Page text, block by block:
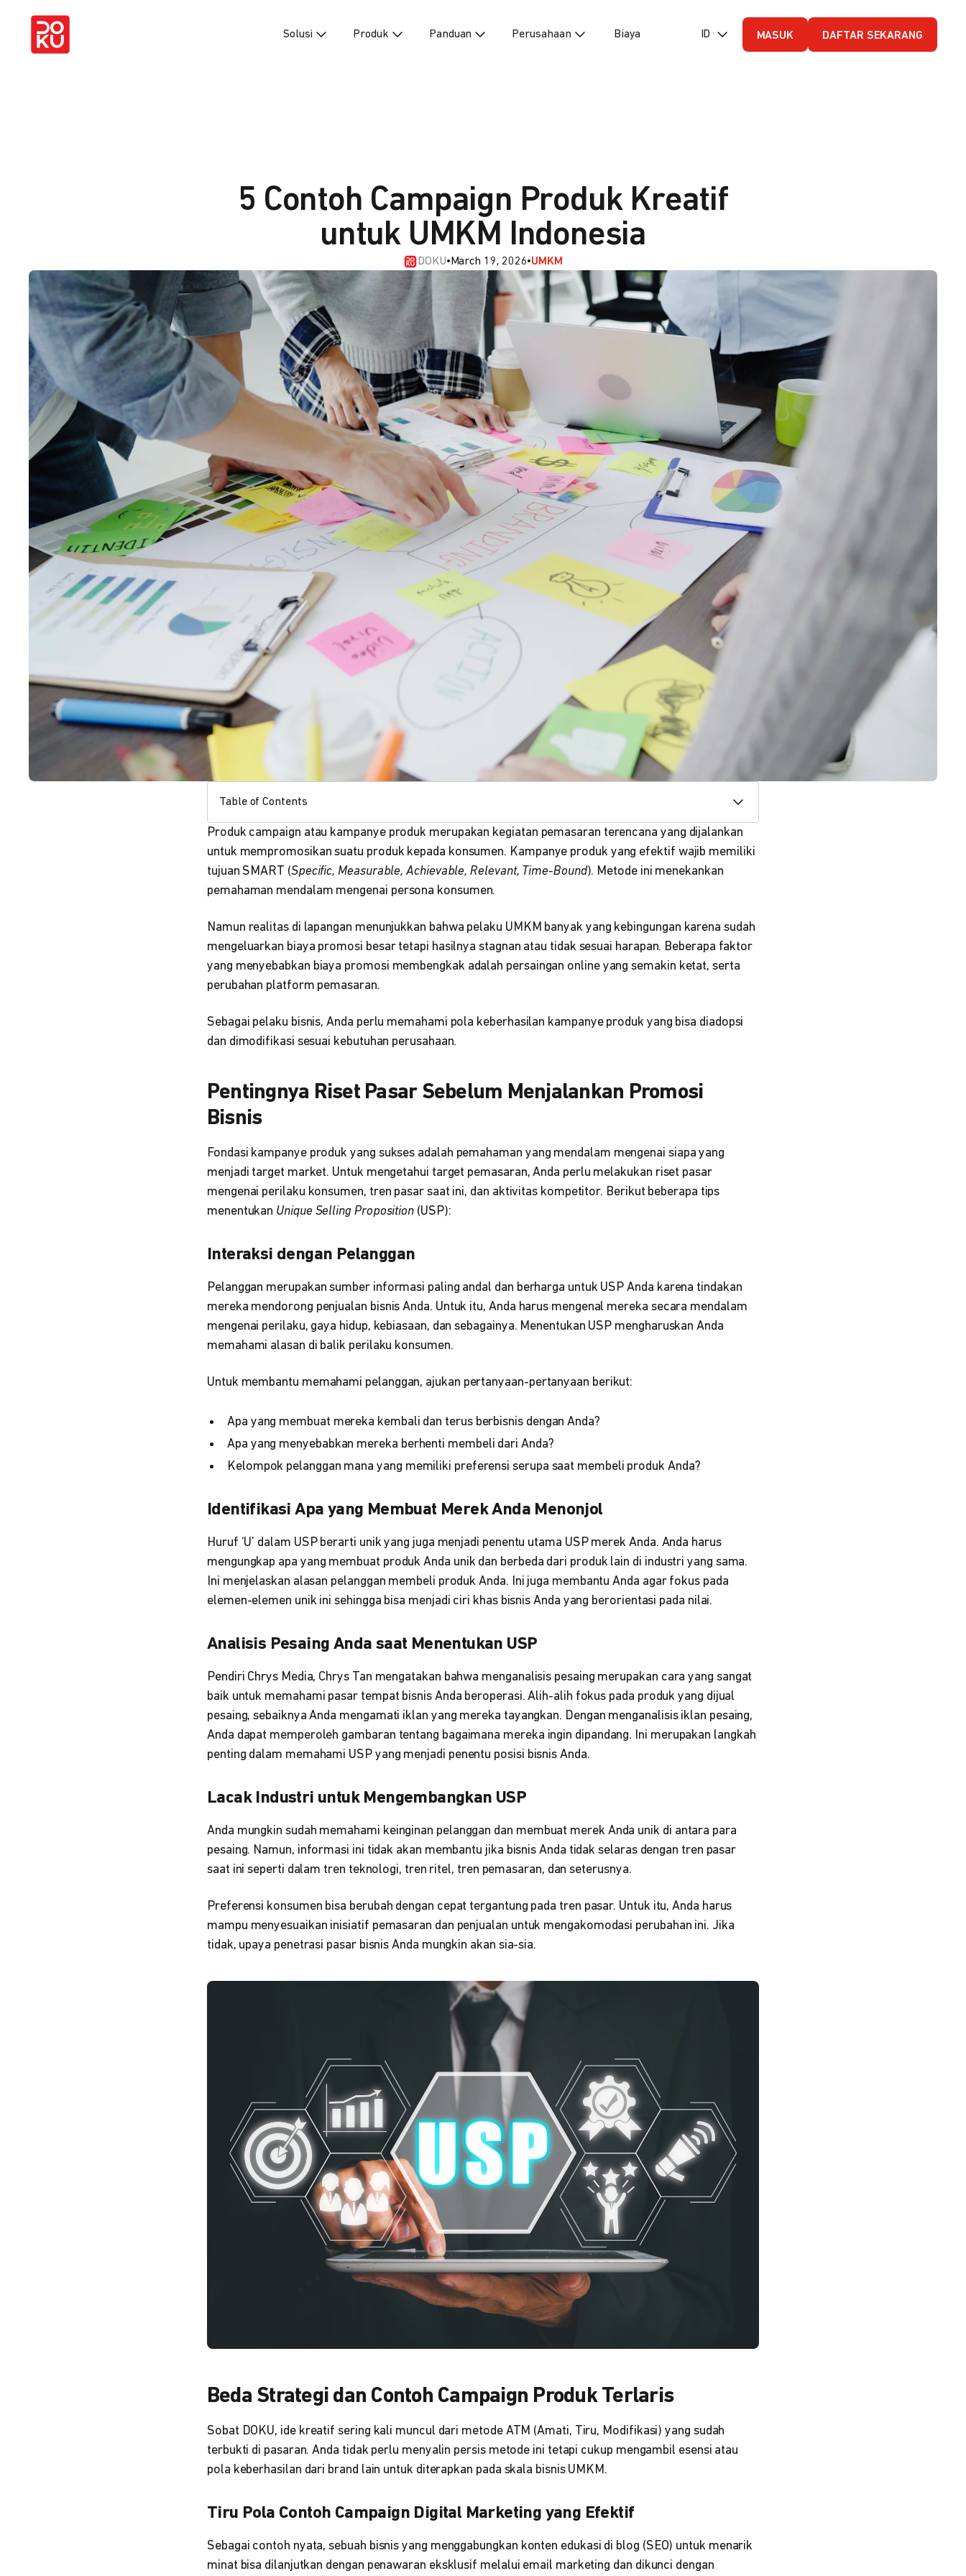
Solusi Produk Panduan Perusahaan Biaya ID (Bahasa Indonesia)
MASUK DAFTAR SEKARANG
5 Contoh Campaign Produk Kreatif
untuk UMKM Indonesia
DOKU• March 19, 2026•UMKM
Table of Contents
Produk campaign atau kampanye produk merupakan kegiatan pemasaran terencana yang dijalankan
untuk mempromosikan suatu produk kepada konsumen. Kampanye produk yang efektif wajib memiliki
tujuan SMART (Specific, Measurable, Achievable, Relevant, Time-Bound). Metode ini menekankan
pemahaman mendalam mengenai persona konsumen.
Namun realitas di lapangan menunjukkan bahwa pelaku UMKM banyak yang kebingungan karena sudah
mengeluarkan biaya promosi besar tetapi hasilnya stagnan atau tidak sesuai harapan. Beberapa faktor
yang menyebabkan biaya promosi membengkak adalah persaingan online yang semakin ketat, serta
perubahan platform pemasaran.
Sebagai pelaku bisnis, Anda perlu memahami pola keberhasilan kampanye produk yang bisa diadopsi
dan dimodifikasi sesuai kebutuhan perusahaan.
Pentingnya Riset Pasar Sebelum Menjalankan Promosi
Bisnis
Fondasi kampanye produk yang sukses adalah pemahaman yang mendalam mengenai siapa yang
menjadi target market. Untuk mengetahui target pemasaran, Anda perlu melakukan riset pasar
mengenai perilaku konsumen, tren pasar saat ini, dan aktivitas kompetitor. Berikut beberapa tips
menentukan Unique Selling Proposition (USP):
Interaksi dengan Pelanggan
Pelanggan merupakan sumber informasi paling andal dan berharga untuk USP Anda karena tindakan
mereka mendorong penjualan bisnis Anda. Untuk itu, Anda harus mengenal mereka secara mendalam
mengenai perilaku, gaya hidup, kebiasaan, dan sebagainya. Menentukan USP mengharuskan Anda
memahami alasan di balik perilaku konsumen.
Untuk membantu memahami pelanggan, ajukan pertanyaan-pertanyaan berikut:
Apa yang membuat mereka kembali dan terus berbisnis dengan Anda?
Apa yang menyebabkan mereka berhenti membeli dari Anda?
Kelompok pelanggan mana yang memiliki preferensi serupa saat membeli produk Anda?
Identifikasi Apa yang Membuat Merek Anda Menonjol
Huruf ‘U’ dalam USP berarti unik yang juga menjadi penentu utama USP merek Anda. Anda harus
mengungkap apa yang membuat produk Anda unik dan berbeda dari produk lain di industri yang sama.
Ini menjelaskan alasan pelanggan membeli produk Anda. Ini juga membantu Anda agar fokus pada
elemen-elemen unik ini sehingga bisa menjadi ciri khas bisnis Anda yang berorientasi pada nilai.
Analisis Pesaing Anda saat Menentukan USP
Pendiri Chrys Media, Chrys Tan mengatakan bahwa menganalisis pesaing merupakan cara yang sangat
baik untuk memahami pasar tempat bisnis Anda beroperasi. Alih-alih fokus pada produk yang dijual
pesaing, sebaiknya Anda mengamati iklan yang mereka tayangkan. Dengan menganalisis iklan pesaing,
Anda dapat memperoleh gambaran tentang bagaimana mereka ingin dipandang. Ini merupakan langkah
penting dalam memahami USP yang menjadi penentu posisi bisnis Anda.
Lacak Industri untuk Mengembangkan USP
Anda mungkin sudah memahami keinginan pelanggan dan membuat merek Anda unik di antara para
pesaing. Namun, informasi ini tidak akan membantu jika bisnis Anda tidak selaras dengan tren pasar
saat ini seperti dalam tren teknologi, tren ritel, tren pemasaran, dan seterusnya.
Preferensi konsumen bisa berubah dengan cepat tergantung pada tren pasar. Untuk itu, Anda harus
mampu menyesuaikan inisiatif pemasaran dan penjualan untuk mengakomodasi perubahan ini. Jika
tidak, upaya penetrasi pasar bisnis Anda mungkin akan sia-sia.
Beda Strategi dan Contoh Campaign Produk Terlaris
Sobat DOKU, ide kreatif sering kali muncul dari metode ATM (Amati, Tiru, Modifikasi) yang sudah
terbukti di pasaran. Anda tidak perlu menyalin persis metode ini tetapi cukup mengambil esensi atau
pola keberhasilan dari brand lain untuk diterapkan pada skala bisnis UMKM.
Tiru Pola Contoh Campaign Digital Marketing yang Efektif
Sebagai contoh nyata, sebuah bisnis yang menggabungkan konten edukasi di blog (SEO) untuk menarik
minat bisa dilanjutkan dengan penawaran eksklusif melalui email marketing dan dikunci dengan